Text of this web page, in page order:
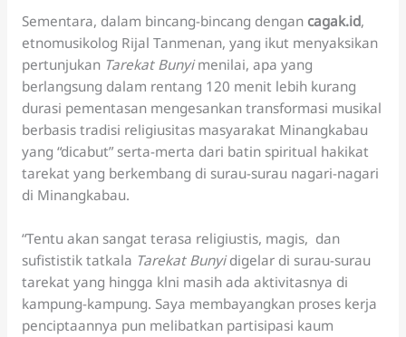
Sementara, dalam bincang-bincang dengancagak.id,
etnomusikolog Rijal Tanmenan, yang ikut menyaksikan
pertunjukan Tarekat Bunyimenilai, apa yang
berlangsung dalam rentang 120 menit lebih kurang
durasi pementasan mengesankan transformasi musikal
berbasis tradisi religiusitas masyarakat Minangkabau
yang “dicabut” serta-merta dari batin spiritual hakikat
tarekat yang berkembang di surau-surau nagari-nagari
di Minangkabau.
“Tentu akan sangat terasa religiustis, magis, dan
sufististik tatkala Tarekat Bunyidigelar di surau-surau
tarekat yang hingga klni masih ada aktivitasnya di
kampung-kampung. Saya membayangkan proses kerja
penciptaannya pun melibatkan partisipasi kaum